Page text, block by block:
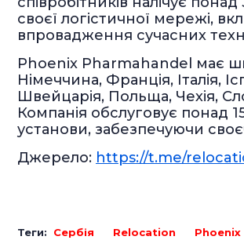
своєї логістичної мережі,
впровадження сучасних
Phoenix Pharmahandel має
Німеччина, Франція, Італія,
Швейцарія, Польща, Чехія,
Компанія обслуговує понад
установи, забезпечуючи
Джерело: https://t.me/
Теги: Сербія Relocation Phoenix